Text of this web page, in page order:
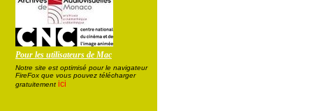
Pour les utilisateurs de Mac
Notre site est optimisé pour le navigateur
FireFox que vous pouvez télécharger
gratuitement ici